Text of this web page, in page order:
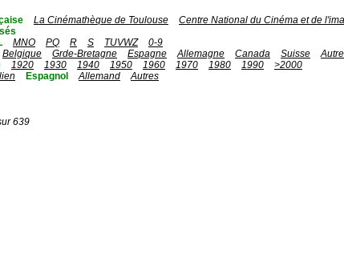
La Cinémathèque de Toulouse
Centre National du Cinéma et de
MNO PQ R S TUVWZ
0-9
Belgique Grde-Bretagne Espagne Allemagne Canada Suisse
1920 1930 1940 1950 1960 1970 1980 1990
>2000
Espagnol Allemand
Autres
639